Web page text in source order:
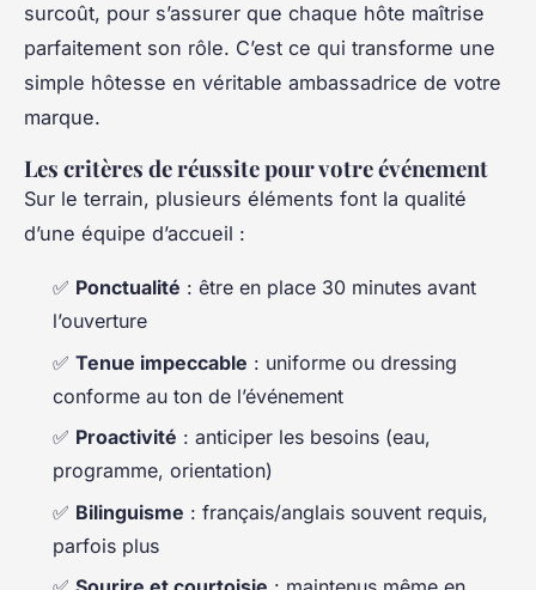
surcoût, pour s’assurer que chaque hôte maîtrise
parfaitement son rôle. C’est ce qui transforme une
simple hôtesse en véritable ambassadrice de votre
marque.
Les critères de réussite pour votre événement
Sur le terrain, plusieurs éléments font la qualité
d’une équipe d’accueil :
✅ Ponctualité : être en place 30 minutes avant
l’ouverture
✅ Tenue impeccable : uniforme ou dressing
conforme au ton de l’événement
✅ Proactivité : anticiper les besoins (eau,
programme, orientation)
✅ Bilinguisme : français/anglais souvent requis,
parfois plus